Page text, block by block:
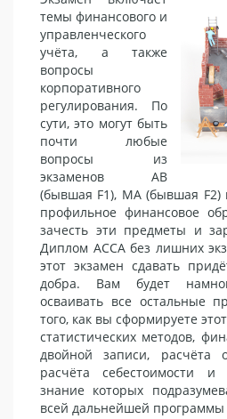
темы финансового и
управленческого
учёта, а также
вопросы
корпоративного
регулирования. По
сути, это могут быть
почти любые
вопросы из
экзаменов AB
(бывшая F1), MA (бывшая
профильное финансовое
зачесть эти предметы и
Диплом АССА без лишних
этот экзамен сдавать
добра. Вам будет
осваивать все остальные
того, как вы сформируете
статистических методов,
двойной записи, расчёта
расчёта себестоимости
знание которых
всей дальнейшей